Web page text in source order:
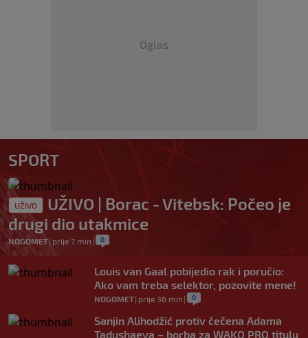
Oglas
SPORT
UŽIVO
UŽIVO | Borac - Vitebsk: Počeo je
drugi dio utakmice
NOGOMET| prije 7 min | 0
Louis van Gaal pobijedio rak i poručio:
Ako vam treba selektor, pozovite mene!
NOGOMET| prije 36 min | 0
Sanjin Alihodžić protiv čečena Adama
Tadushaeva – borba za WAKO PRO titulu